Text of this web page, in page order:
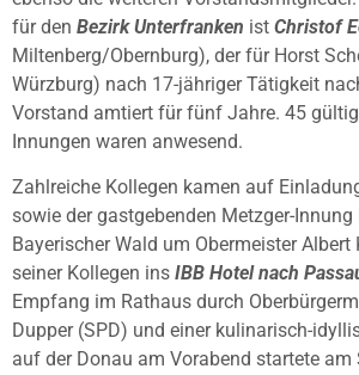
für den Bezirk Unterfranken ist Christof
Miltenberg/Obernburg), der für Horst
Würzburg) nach 17-jähriger Tätigkeit
Vorstand amtiert für fünf Jahre. 45
Innungen waren anwesend.
Zahlreiche Kollegen kamen auf
sowie der gastgebenden Metzger-
Bayerischer Wald um Obermeister
seiner Kollegen ins IBB Hotel nach
Empfang im Rathaus durch
Dupper (SPD) und einer kulinarisch-
auf der Donau am Vorabend startete am